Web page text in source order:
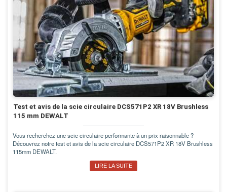
Test et avis de la scie circulaire DCS571P2 XR 18V Brushless
115 mm DEWALT
Vous recherchez une scie circulaire performante à un prix raisonnable ?
Découvrez notre test et avis de la scie circulaire DCS571P2 XR 18V Brushless
115mm DEWALT.
LIRE LA SUITE